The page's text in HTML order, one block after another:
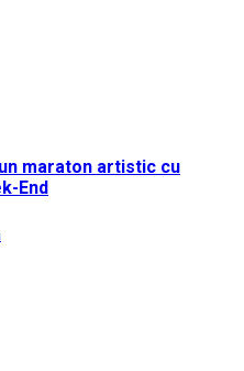
maraton artistic cu
End